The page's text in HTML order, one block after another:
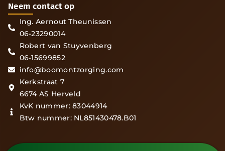
Neem contact op
Ing. Aernout Theunissen
06-23290014
Robert van Stuyvenberg
06-15699852
info@boomontzorging.com
Kerkstraat 7
6674 AS Herveld
KvK nummer: 83044914
Btw nummer: NL851430478.B01